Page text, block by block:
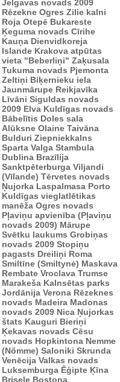
Jelgavas novads 2009
Rēzekne Ogres Zilie kalni
Roja Otepē Bukareste
Ķeguma novads Cīrihe
Kauņa Dienvidkoreja
Islande Krakova atpūtas
vieta "Beberliņi" Zaķusala
Tukuma novads Pjemonta
Zeltiņi Biķernieku iela
Jaunmārupe Reikjavīka
Līvāni Siguldas novads
2009 Elva Kuldīgas novads
Bābelītis Doles sala
Alūksne Olaine Taivāna
Bulduri Ziepniekkalns
Sparta Valga Stambula
Dublina Brazīlija
Sanktpēterburga Viljandi
(Vīlande) Tērvetes novads
Ņujorka Laspalmasa Porto
Kuldīgas vieglatlētikas
manēža Ogres novads
Pļaviņu apvienība (Pļaviņu
novads 2009) Mārupe
Svētku laukums Grobiņas
novads 2009 Stopiņu
pagasts Dreiliņi Roma
Smiltīne (Smiltynė) Maskava
Rembate Vroclava Trumse
Marakeša Kalnsētas parks
Jordānija Verona Rēzeknes
novads Madeira Madonas
novads 2009 Nica Ņujorkas
štats Kauguri Bieriņi
Ķekavas novads Cēsu
novads Hopkintona Nemme
(Nõmme) Saloniki Skrunda
Venēcija Valkas novads
Luksemburga Ēģipte Ķīna
Brisele Bostona